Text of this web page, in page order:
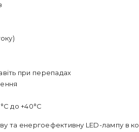
при перепадах
до +40°C
та енергоефективну LED-лампу в